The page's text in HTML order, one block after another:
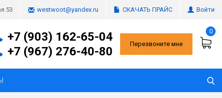
53 westwoot@yandex.ru СКАЧАТЬ ПРАЙС Войти
+7 (903) 162-65-04
+7 (967) 276-40-80
Перезвоните мне
0